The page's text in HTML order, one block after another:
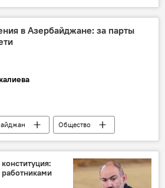
транспорт
инфраструктура
Рауф Агамирзоев
в Азербайджане: за парты
Общество
Азербайджана